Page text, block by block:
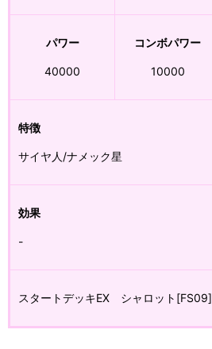
パワー
40000
コンボパワー
10000
特徴
サイヤ人/ナメック星
効果
-
スタートデッキEX シャロット[FS09]